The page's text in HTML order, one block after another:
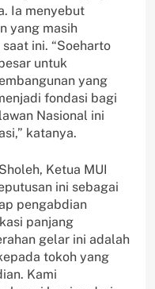
Ia menyebut
yang masih
ini. “Soeharto
untuk
yang
fondasi bagi
Nasional ini
katanya.
Ketua MUI
ini sebagai
pengabdian
panjang
gelar ini adalah
tokoh yang
Kami